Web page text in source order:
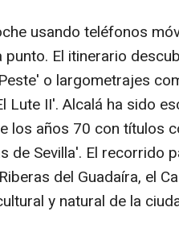
usando teléfonos
El itinerario
o largometrajes
Lute II'. Alcalá ha sido
los años 70 con títulos
de Sevilla'. El recorrido
del Guadaíra, el
y natural de la